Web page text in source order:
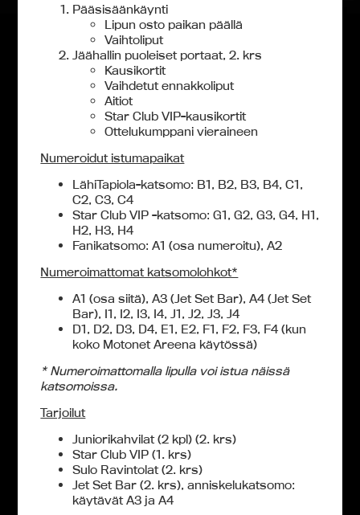
Pääsisäänkäynti
Lipun osto paikan päällä
Vaihtoliput
Jäähallin puoleiset portaat, 2. krs
Kausikortit
Vaihdetut ennakkoliput
Aitiot
Star Club VIP-kausikortit
Ottelukumppani vieraineen
Numeroidut istumapaikat
LähiTapiola-katsomo: B1, B2, B3, B4, C1,
C2, C3, C4
Star Club VIP -katsomo: G1, G2, G3, G4, H1,
H2, H3, H4
Fanikatsomo: A1 (osa numeroitu), A2
Numeroimattomat katsomolohkot*
A1 (osa siitä), A3 (Jet Set Bar), A4 (Jet Set
Bar), I1, I2, I3, I4, J1, J2, J3, J4
D1, D2, D3, D4, E1, E2, F1, F2, F3, F4 (kun
koko Motonet Areena käytössä)
* Numeroimattomalla lipulla voi istua näissä
katsomoissa.
Tarjoilut
Juniorikahvilat (2 kpl) (2. krs)
Star Club VIP (1. krs)
Sulo Ravintolat (2. krs)
Jet Set Bar (2. krs), anniskelukatsomo:
käytävät A3 ja A4